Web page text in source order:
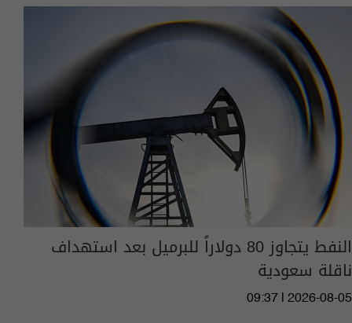
النفط يتجاوز 80 دولاراً للبرميل بعد استهداف
ناقلة سعودية
09:37 | 2026-08-05